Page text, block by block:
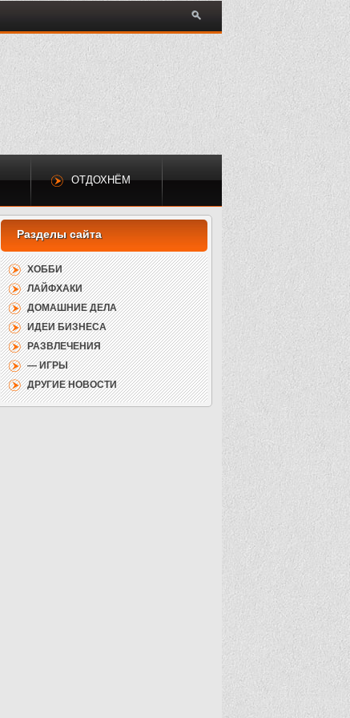
ОТДОХНЁМ
ХОББИ
ЛАЙФХАКИ
ДОМАШНИЕ ДЕЛА
ИДЕИ БИЗНЕСА
РАЗВЛЕЧЕНИЯ
— ИГРЫ
ДРУГИЕ НОВОСТИ